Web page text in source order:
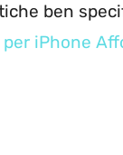
ben
per iPhone